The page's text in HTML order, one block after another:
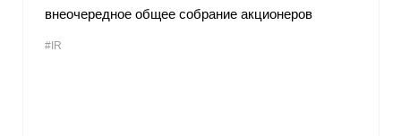
внеочередное общее собрание акционеров
#IR